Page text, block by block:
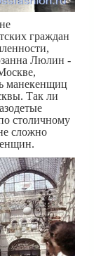
граждан
Люлин -
манекенщиц
Так ли
столичному
сложно